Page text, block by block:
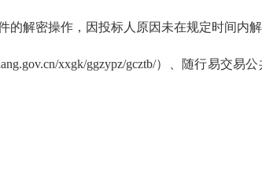
解密操作，因投标人原因未在规定时间内解
xxgk/ggzypz/gcztb/）、随行易交易公